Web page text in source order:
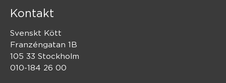
Kontakt
Svenskt Kött
Franzéngatan 1B
105 33 Stockholm
010-184 26 00